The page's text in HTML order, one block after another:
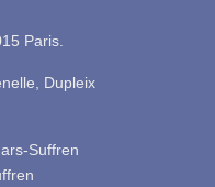
Paris.
Dupleix
Suffren